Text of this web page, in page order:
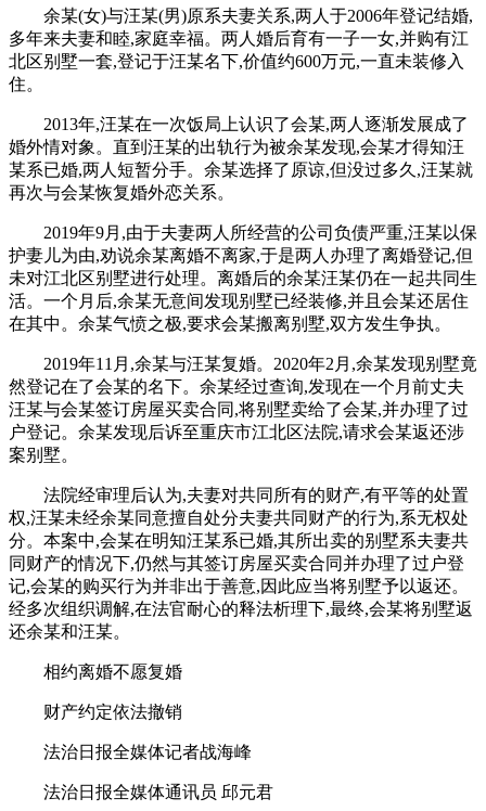
余某(女)与汪某(男)原系夫妻关系,两人于2006年登记结婚,
多年来夫妻和睦,家庭幸福。两人婚后育有一子一女,并购有江
北区别墅一套,登记于汪某名下,价值约600万元,一直未装修入
住。
2013年,汪某在一次饭局上认识了会某,两人逐渐发展成了
婚外情对象。直到汪某的出轨行为被余某发现,会某才得知汪
某系已婚,两人短暂分手。余某选择了原谅,但没过多久,汪某就
再次与会某恢复婚外恋关系。
2019年9月,由于夫妻两人所经营的公司负债严重,汪某以保
护妻儿为由,劝说余某离婚不离家,于是两人办理了离婚登记,但
未对江北区别墅进行处理。离婚后的余某汪某仍在一起共同生
活。一个月后,余某无意间发现别墅已经装修,并且会某还居住
在其中。余某气愤之极,要求会某搬离别墅,双方发生争执。
2019年11月,余某与汪某复婚。2020年2月,余某发现别墅竟
然登记在了会某的名下。余某经过查询,发现在一个月前丈夫
汪某与会某签订房屋买卖合同,将别墅卖给了会某,并办理了过
户登记。余某发现后诉至重庆市江北区法院,请求会某返还涉
案别墅。
法院经审理后认为,夫妻对共同所有的财产,有平等的处置
权,汪某未经余某同意擅自处分夫妻共同财产的行为,系无权处
分。本案中,会某在明知汪某系已婚,其所出卖的别墅系夫妻共
同财产的情况下,仍然与其签订房屋买卖合同并办理了过户登
记,会某的购买行为并非出于善意,因此应当将别墅予以返还。
经多次组织调解,在法官耐心的释法析理下,最终,会某将别墅返
还余某和汪某。
相约离婚不愿复婚
财产约定依法撤销
法治日报全媒体记者战海峰
法治日报全媒体通讯员 邱元君